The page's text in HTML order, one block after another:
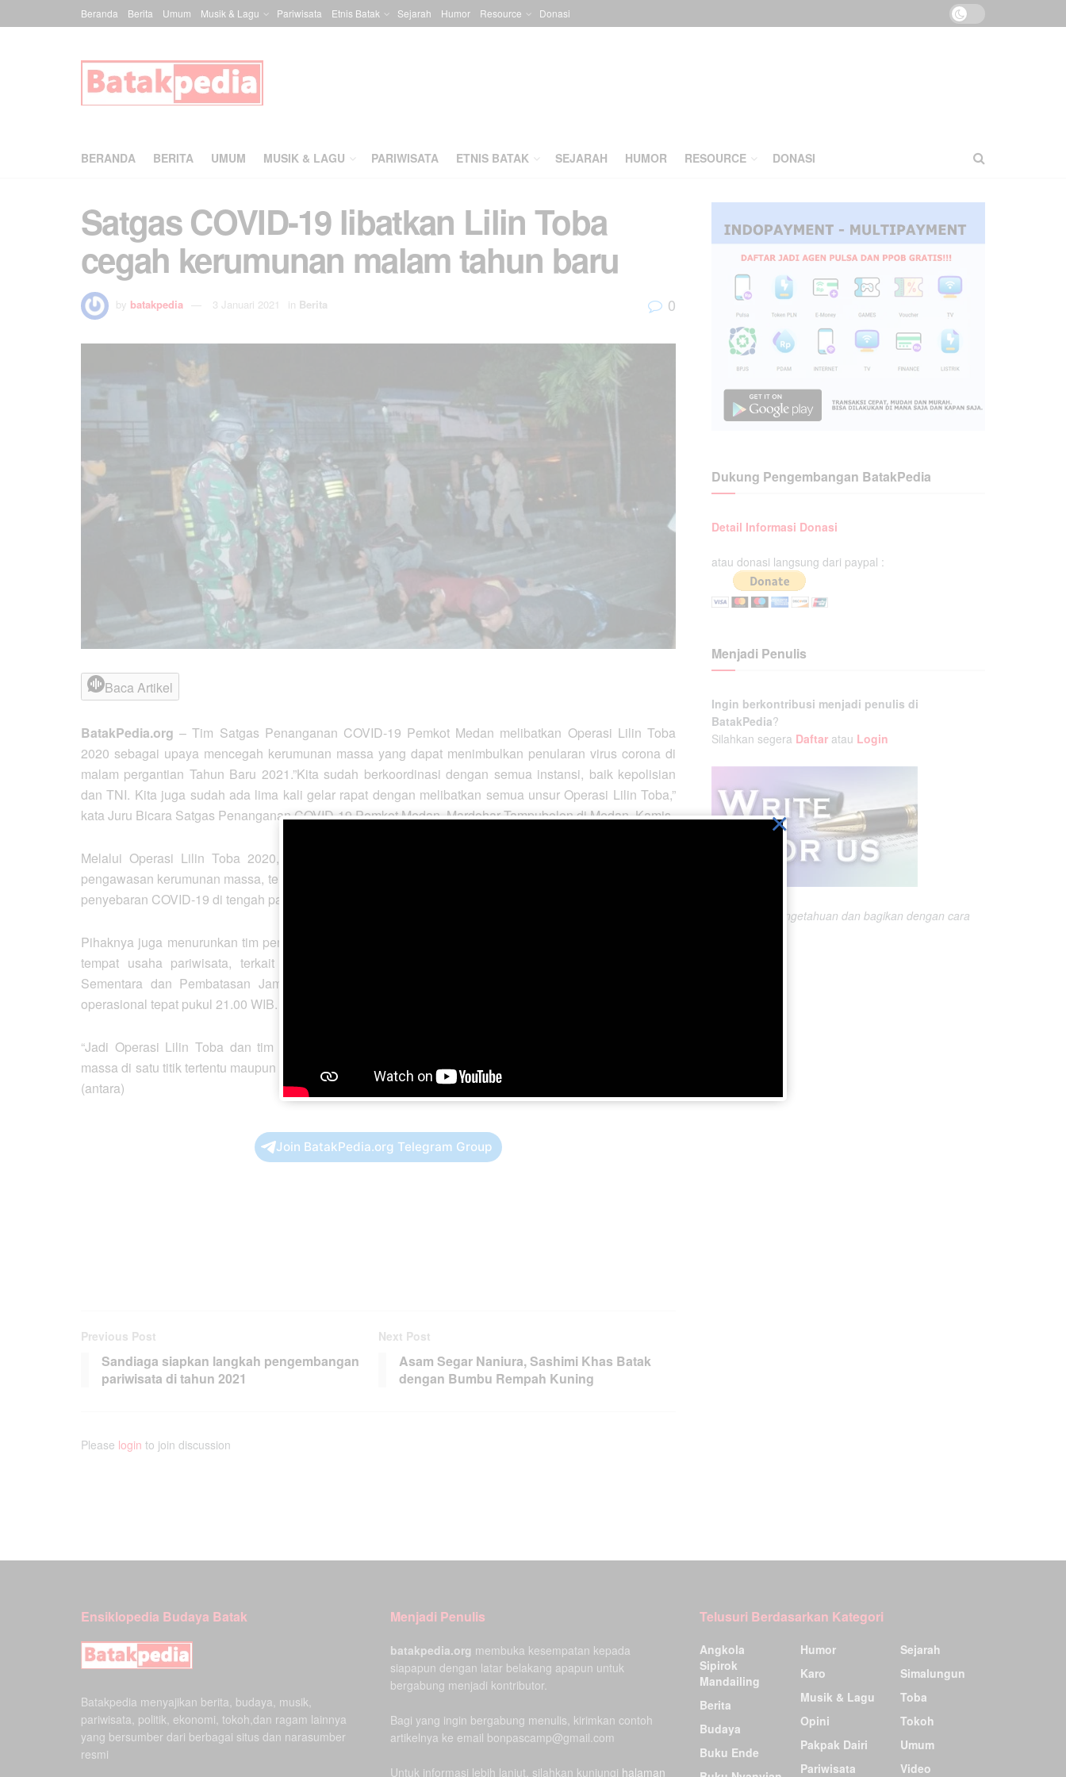
Beranda Berita Umum Musik & Lagu Pariwisata Etnis Batak Sejarah Humor Resource Donasi
BERANDA BERITA UMUM MUSIK & LAGU PARIWISATA ETNIS BATAK SEJARAH HUMOR RESOURCE DONASI
Satgas COVID-19 libatkan Lilin Toba
cegah kerumunan malam tahun baru
by batakpedia 3 Januari 2021 in Berita 0
Baca Artikel
BatakPedia.org– Tim Satgas Penanganan COVID-19 Pemkot Medan melibatkan Operasi Lilin Toba
2020 sebagai upaya mencegah kerumunan massa yang dapat menimbulkan penularan virus corona di
malam pergantian Tahun Baru 2021.”Kita sudah berkoordinasi dengan semua instansi, baik kepolisian
dan TNI. Kita juga sudah ada lima kali gelar rapat dengan melibatkan semua unsur Operasi Lilin Toba,”
kata Juru Bicara Satgas Penanganan COVID-19 Pemkot Medan, Mardohar Tampubolon di Medan, Kamis.
Melalui Operasi Lilin Toba 2020, ia menerangkan, telah tergabung semua unsur untuk melakukan
pengawasan kerumunan massa, termasuk dari Dinas Kesehatan Kota Medan dalam memutus mata rantai
penyebaran COVID-19 di tengah pandemi.
Pihaknya juga menurunkan tim pengawasan yang akan memberikan sanksi pembubaran pengunjung di
tempat usaha pariwisata, terkait surat edaran Wali Kota Medan No.556/8960 tentang Penutupan
Sementara dan Pembatasan Jam Operasional Tempat Usaha Jasa Pariwisata agar menghentikan
operasional tepat pukul 21.00 WIB.
“Jadi Operasi Lilin Toba dan tim pengawasan sama bergerak melakukan patroli mencegah kerumun
massa di satu titik tertentu maupun keramaian di lokasi usaha pada malam pergantian tahun,” ungkap dia.
(antara)
Join BatakPedia.org Telegram Group
Previous Post
Sandiaga siapkan langkah pengembangan
pariwisata di tahun 2021
Next Post
Asam Segar Naniura, Sashimi Khas Batak
dengan Bumbu Rempah Kuning
Please login to join discussion
Dukung Pengembangan BatakPedia
Detail Informasi Donasi
atau donasi langsung dari paypal :
Menjadi Penulis
Ingin berkontribusi menjadi penulis di
BatakPedia?
Silahkan segera Daftar atau Login
Ikatlah ilmu pengetahuan dan bagikan dengan cara
Ensiklopedia Budaya Batak
Batakpedia menyajikan berita, budaya, musik,
pariwisata, politik, ekonomi, tokoh,dan ragam lainnya
yang bersumber dari berbagai situs dan narasumber
resmi
Menjadi Penulis
batakpedia.org membuka kesempatan kepada
siapapun dengan latar belakang apapun untuk
bergabung menjadi kontributor.
Bagi yang ingin bergabung menulis, kirimkan contoh
artikelnya ke email bonpascamp@gmail.com
Untuk informasi lebih lanjut, silahkan kunjungi halaman
Telusuri Berdasarkan Kategori
Angkola
Sipirok
Mandailing
Berita
Budaya
Buku Ende
Humor
Karo
Musik & Lagu
Opini
Pakpak Dairi
Pariwisata
Sejarah
Simalungun
Toba
Tokoh
Umum
Video
×